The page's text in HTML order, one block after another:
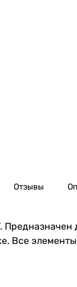
Отзывы
Все